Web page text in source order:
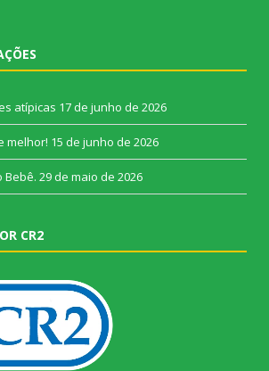
atípicas 17 de junho de 2026
melhor! 15 de junho de 2026
Bebê. 29 de maio de 2026
CR2